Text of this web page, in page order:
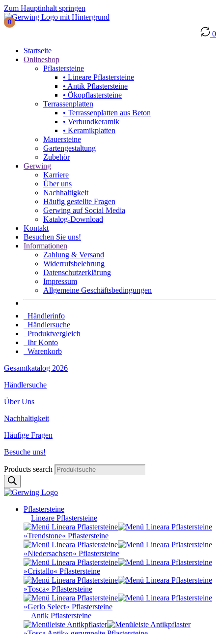
Zum Hauptinhalt springen
0
0
Startseite
Onlineshop
Pflastersteine
• Lineare Pflastersteine
• Antik Pflastersteine
• Ökopflastersteine
Terrassenplatten
• Terrassenplatten aus Beton
• Verbundkeramik
• Keramikplatten
Mauersteine
Gartengestaltung
Zubehör
Gerwing
Karriere
Über uns
Nachhaltigkeit
Häufig gestellte Fragen
Gerwing auf Social Media
Katalog-Download
Kontakt
Besuchen Sie uns!
Informationen
Zahlung & Versand
Widerrufsbelehrung
Datenschutz­erklärung
Impressum
Allgemeine Geschäftsbedingungen
Händlerinfo
Händlersuche
Produktvergleich
Ihr Konto
Warenkorb
Gesamtkatalog 2026
Händlersuche
Über Uns
Nachhaltigkeit
Häufige Fragen
Besuche uns!
Products search
Pflastersteine
Lineare Pflastersteine
»Trendstone« Pflastersteine
»Niedersachsen« Pflastersteine
»Cristallo« Pflastersteine
»Tosca« Pflastersteine
»Gerlo Select« Pflastersteine
Antik Pflastersteine